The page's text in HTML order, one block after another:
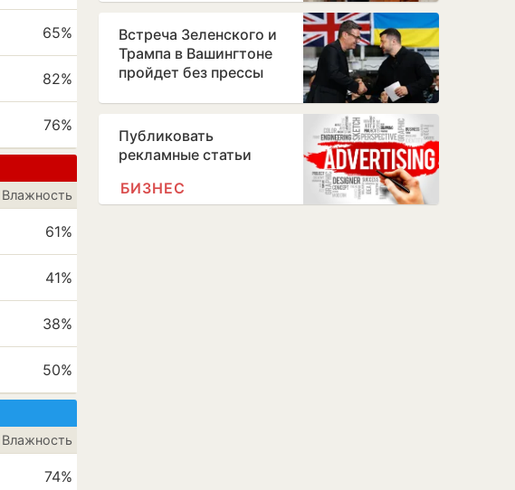
65%
82%
76%
Влажность
61%
41%
38%
50%
Влажность
74%
Встреча Зеленского и
Трампа в Вашингтоне
пройдет без прессы
Публиковать
рекламные статьи
БИЗНЕС